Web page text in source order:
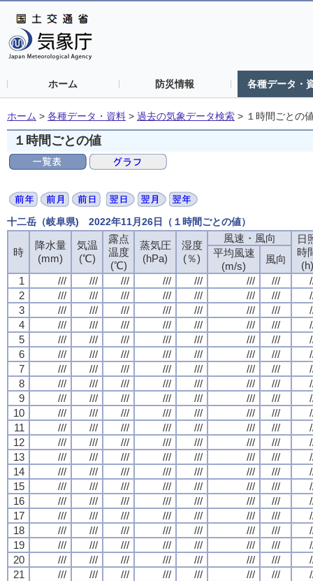
ホーム 防災情報 各種データ・
ホーム > 各種データ・資料 > 過去の気象データ検索 > １時間ごとの
１時間ごとの値
十二岳（岐阜県) 2022年11月26日（１時間ごとの値）
時
降水量
(mm)
気温
(℃)
露点
温度
(℃)
蒸気圧
(hPa)
湿度
(％)
風速・風向
日
時
(h)
平均風速
(m/s)
風向
1
/// /// /// /// /// /// ///
2
/// /// /// /// /// /// ///
3
/// /// /// /// /// /// ///
4
/// /// /// /// /// /// ///
5
/// /// /// /// /// /// ///
6
/// /// /// /// /// /// ///
7
/// /// /// /// /// /// ///
8
/// /// /// /// /// /// ///
9
/// /// /// /// /// /// ///
10
/// /// /// /// /// /// ///
11
/// /// /// /// /// /// ///
12
/// /// /// /// /// /// ///
13
/// /// /// /// /// /// ///
14
/// /// /// /// /// /// ///
15
/// /// /// /// /// /// ///
16
/// /// /// /// /// /// ///
17
/// /// /// /// /// /// ///
18
/// /// /// /// /// /// ///
19
/// /// /// /// /// /// ///
20
/// /// /// /// /// /// ///
21
/// /// /// /// /// /// ///